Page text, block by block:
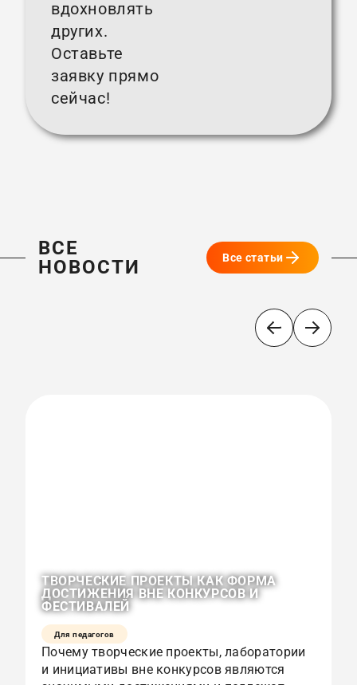
вдохновлять
других.
Оставьте
заявку прямо
сейчас!
ВСЕ
НОВОСТИ
Все статьи
ТВОРЧЕСКИЕ ПРОЕКТЫ КАК ФОРМА
ДОСТИЖЕНИЯ ВНЕ КОНКУРСОВ И
ФЕСТИВАЛЕЙ
Для педагогов
Почему творческие проекты, лаборатории
и инициативы вне конкурсов являются